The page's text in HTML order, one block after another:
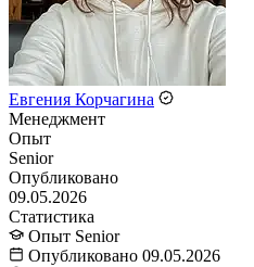
Евгения Корчагина
Менеджмент
Опыт
Senior
Опубликовано
09.05.2026
Статистика
Опыт Senior
Опубликовано 09.05.2026